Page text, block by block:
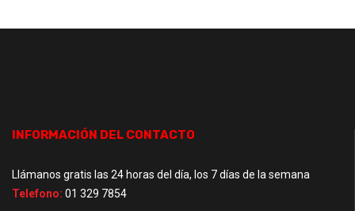
INFORMACIÓN DEL CONTACTO
Llámanos gratis las 24 horas del día, los 7 días de la semana
Telefono: 01 329 7854